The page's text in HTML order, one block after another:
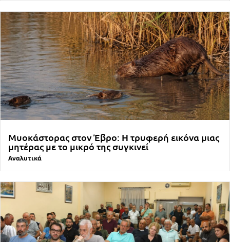
Μυοκάστορας στον Έβρο: Η τρυφερή εικόνα μιας
μητέρας με το μικρό της συγκινεί
Αναλυτικά